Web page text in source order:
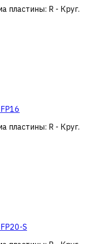
пластины: R - Круг.
пластины: R - Круг.
S